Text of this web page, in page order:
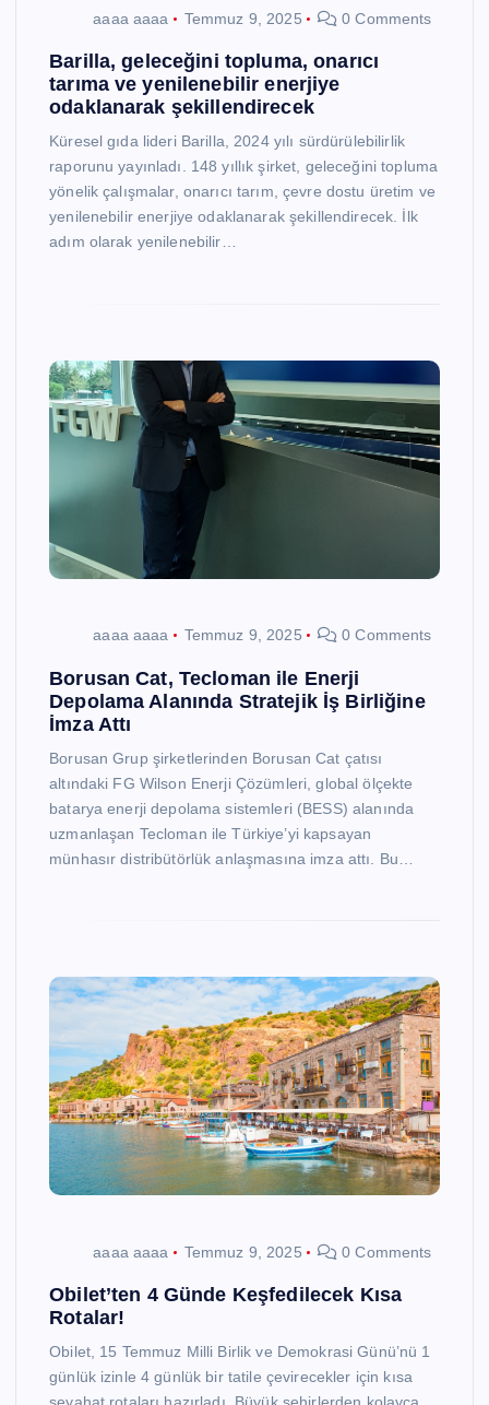
aaaa aaaa Temmuz 9, 2025 0 Comments
Barilla, geleceğini topluma, onarıcı
tarıma ve yenilenebilir enerjiye
odaklanarak şekillendirecek
Küresel gıda lideri Barilla, 2024 yılı sürdürülebilirlik
raporunu yayınladı. 148 yıllık şirket, geleceğini topluma
yönelik çalışmalar, onarıcı tarım, çevre dostu üretim ve
yenilenebilir enerjiye odaklanarak şekillendirecek. İlk
adım olarak yenilenebilir…
aaaa aaaa Temmuz 9, 2025 0 Comments
Borusan Cat, Tecloman ile Enerji
Depolama Alanında Stratejik İş Birliğine
İmza Attı
Borusan Grup şirketlerinden Borusan Cat çatısı
altındaki FG Wilson Enerji Çözümleri, global ölçekte
batarya enerji depolama sistemleri (BESS) alanında
uzmanlaşan Tecloman ile Türkiye’yi kapsayan
münhasır distribütörlük anlaşmasına imza attı. Bu…
aaaa aaaa Temmuz 9, 2025 0 Comments
Obilet’ten 4 Günde Keşfedilecek Kısa
Rotalar!
Obilet, 15 Temmuz Milli Birlik ve Demokrasi Günü’nü 1
günlük izinle 4 günlük bir tatile çevirecekler için kısa